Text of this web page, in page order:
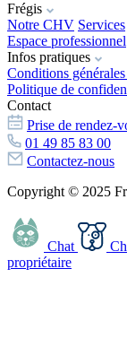
Frégis
Notre CHV Services
Espace professionnel
Infos pratiques
Conditions
Politique de
Contact
Prise de rendez-
01 49 85 83 00
Contactez-nous
Copyright © 2025
Chat
propriétaire